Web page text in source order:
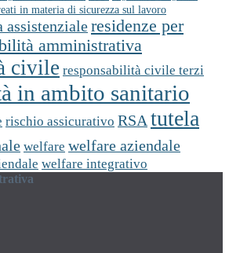
in materia di sicurezza sul lavoro
assistenzialeresidenze per
amministrativa
civile responsabilità civile terzi
in ambito sanitario
rischio assicurativo RSA tutela
welfare welfare aziendale
welfare integrativo